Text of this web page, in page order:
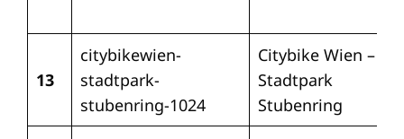
13
citybikewien-
stadtpark-
stubenring-1024
Citybike Wien –
Stadtpark
Stubenring